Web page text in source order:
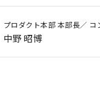
プロダクト本部 本部長／ コ
中野 昭博